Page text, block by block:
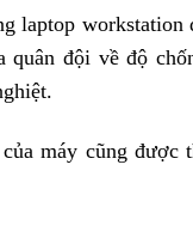
laptop workstation
quân đội về độ
máy cũng